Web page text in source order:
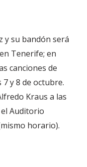
y su bandón será
Tenerife; en
canciones de
y 8 de octubre.
Kraus a las
Auditorio
horario).